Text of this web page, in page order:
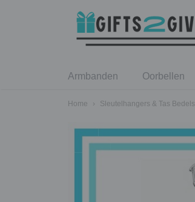
Armbanden Oorbellen
Home › Sleutelhangers & Tas Bedels